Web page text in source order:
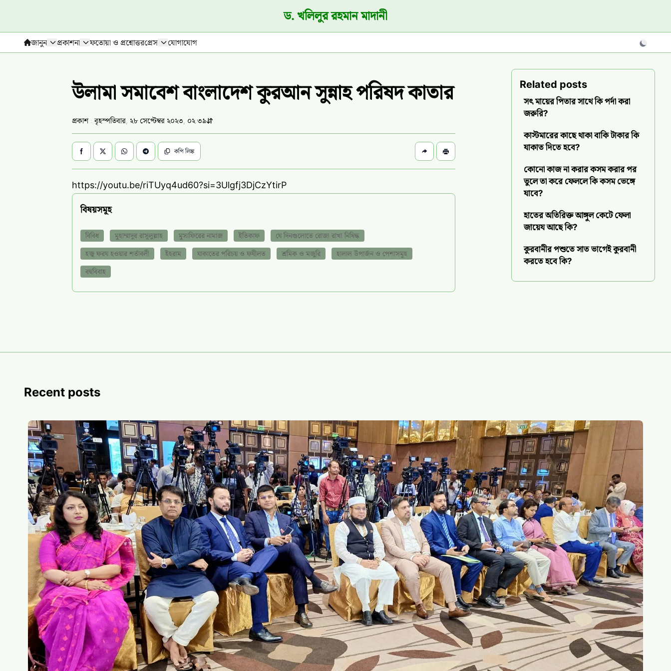
ড. খলিলুর রহমান মাদানী
জানুন প্রকাশনা ফতোয়া ও প্রশ্নোত্তরপ্রেস যোগাযোগ
উলামা সমাবেশ বাংলাদেশ কুরআন সুন্নাহ পরিষদ কাতার
প্রকাশ : বৃহস্পতিবার, ২৮ সেপ্টেম্বর ২০২৩, ০২:৩৯
কপি লিঙ্ক
https://youtu.be/riTUyq4ud60?si=3Ulgfj3DjCzYtirP
বিষয়সমূহ
বিবিধ মুহাম্মাদুর রাসূলুল্লাহ মুসাফিরের নামাজ ইতিকাফ যে দিনগুলোতে রোজা রাখা নিষিদ্ধ
হজ্ব ফরয হওয়ার শর্তাবলী ইহরাম যাকাতের পরিচয় ও ফযীলত শ্রমিক ও মজুরি হালাল উপার্জন ও পেশাসমূহ
বহুবিবাহ
Sidebar
Related posts
সৎ মায়ের পিতার সাথে কি পর্দা করা
জরুরি?
কাস্টমারের কাছে থাকা বাকি টাকার কি
যাকাত দিতে হবে?
কোনো কাজ না করার কসম করার পর
ভুলে তা করে ফেললে কি কসম ভেঙ্গে
যাবে?
হাতের অতিরিক্ত আঙ্গুল কেটে ফেলা
জায়েয আছে কি?
কুরবানীর পশুতে সাত ভাগেই কুরবানী
করতে হবে কি?
Recent posts